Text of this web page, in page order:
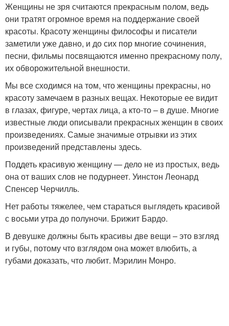
Женщины не зря считаются прекрасным полом, ведь
они тратят огромное время на поддержание своей
красоты. Красоту женщины философы и писатели
заметили уже давно, и до сих пор многие сочинения,
песни, фильмы посвящаются именно прекрасному полу,
их обворожительной внешности.
Мы все сходимся на том, что женщины прекрасны, но
красоту замечаем в разных вещах. Некоторые ее видит
в глазах, фигуре, чертах лица, а кто-то – в душе. Многие
известные люди описывали прекрасных женщин в своих
произведениях. Самые значимые отрывки из этих
произведений представлены здесь.
Поддеть красивую женщину — дело не из простых, ведь
она от ваших слов не подурнеет. Уинстон Леонард
Спенсер Черчилль.
Нет работы тяжелее, чем стараться выглядеть красивой
с восьми утра до полуночи. Брижит Бардо.
В девушке должны быть красивы две вещи – это взгляд
и губы, потому что взглядом она может влюбить, а
губами доказать, что любит. Мэрилин Монро.